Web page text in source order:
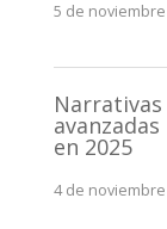
5 de noviembre
en 2025
4 de noviembre